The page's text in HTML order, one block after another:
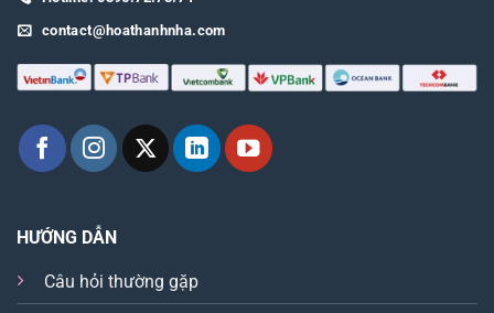
contact@hoathanhnha.com
HƯỚNG DẪN
Câu hỏi thường gặp